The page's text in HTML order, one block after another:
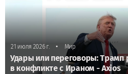
21 июля 2026 г. • Мир
Удары или переговоры: Трамп
в конфликте с Ираном - Axios